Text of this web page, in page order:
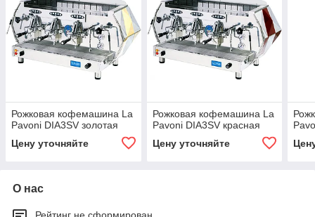
Рожковая кофемашина La
Pavoni DIA3SV золотая
Цену уточняйте
Рожковая кофемашина La
Pavoni DIA3SV красная
Цену уточняйте
О нас